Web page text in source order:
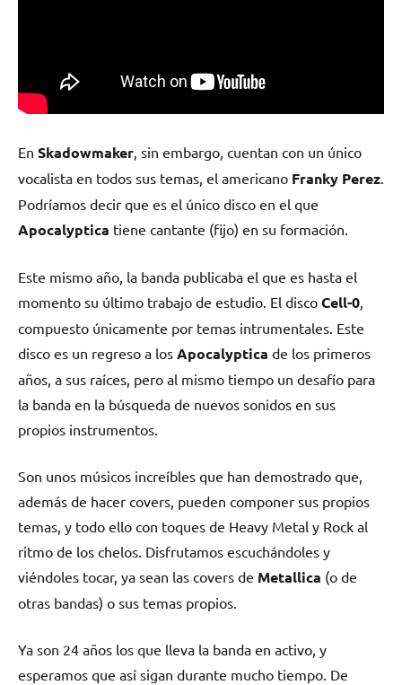
En Skadowmaker, sin embargo, cuentan con un único
vocalista en todos sus temas, el americano Franky Perez.
Podríamos decir que es el único disco en el que
Apocalyptica tiene cantante (fijo) en su formación.
Este mismo año, la banda publicaba el que es hasta el
momento su último trabajo de estudio. El disco Cell-0,
compuesto únicamente por temas intrumentales. Este
disco es un regreso a los Apocalyptica de los primeros
años, a sus raíces, pero al mismo tiempo un desafío para
la banda en la búsqueda de nuevos sonidos en sus
propios instrumentos.
Son unos músicos increíbles que han demostrado que,
además de hacer covers, pueden componer sus propios
temas, y todo ello con toques de Heavy Metal y Rock al
ritmo de los chelos. Disfrutamos escuchándoles y
viéndoles tocar, ya sean las covers de Metallica (o de
otras bandas) o sus temas propios.
Ya son 24 años los que lleva la banda en activo, y
esperamos que así sigan durante mucho tiempo. De